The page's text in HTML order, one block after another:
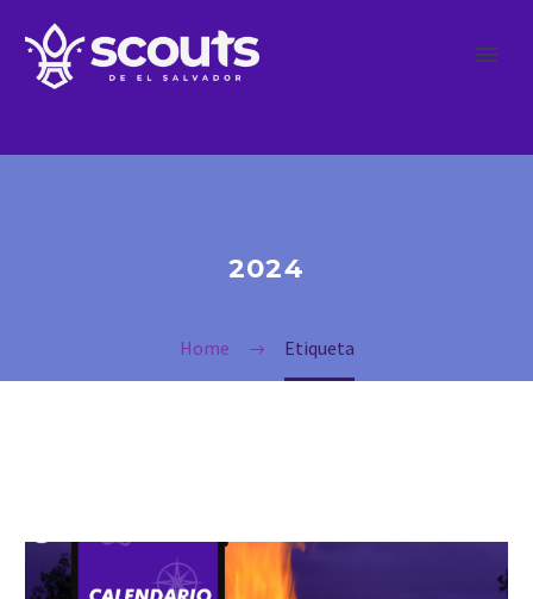
2024
Home Etiqueta